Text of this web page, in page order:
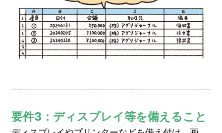
要件3：ディスプレイ等を備えること